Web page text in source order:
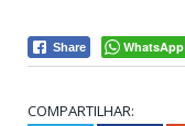
Share WhatsApp
COMPARTILHAR: